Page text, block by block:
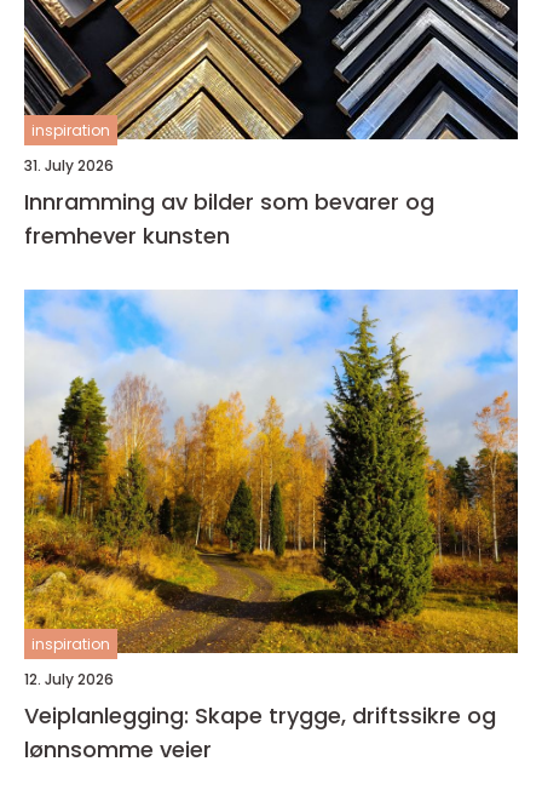
inspiration
31. July 2026
Innramming av bilder som bevarer og
fremhever kunsten
inspiration
12. July 2026
Veiplanlegging: Skape trygge, driftssikre og
lønnsomme veier